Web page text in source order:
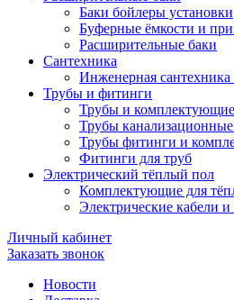
Баки бойлеры установки
Буферные ёмкости и
Расширительные баки
Сантехника
Инженерная
Трубы и фитинги
Трубы и комплектующие
Трубы
Трубы фитинги и
Фитинги для труб
Электрический тёплый пол
Комплектующие для
Электрические кабели
Личный кабинет
Заказать звонок
Новости